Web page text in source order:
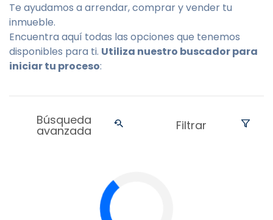
Te ayudamos a arrendar, comprar y vender tu
inmueble.
Encuentra aquí todas las opciones que tenemos
disponibles para ti. Utiliza nuestro buscador para
iniciar tu proceso:
Búsqueda
avanzada Filtrar